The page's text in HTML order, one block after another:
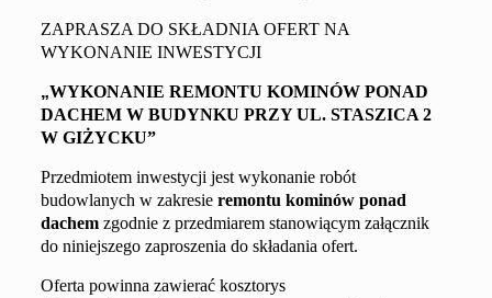
ZAPRASZA DO SKŁADNIA OFERT NA
WYKONANIE INWESTYCJI
„WYKONANIEREMONTUKOMINÓW PONAD
DACHEM W BUDYNKU PRZY UL. STASZICA 2
W GIŻYCKU”
Przedmiotem inwestycji jest wykonanie robót
budowlanych w zakresieremontukominów ponad
dachem zgodnie z przedmiarem stanowiącym załącznik
do niniejszego zaproszenia do składania ofert.
Oferta powinna zawierać kosztorys